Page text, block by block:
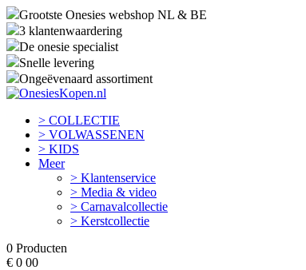
Grootste Onesies webshop NL & BE
3 klantenwaardering
De onesie specialist
Snelle levering
Ongeëvenaard assortiment
> COLLECTIE
> VOLWASSENEN
> KIDS
Meer
> Klantenservice
> Media & video
> Carnavalcollectie
> Kerstcollectie
0 Producten
€ 0 00